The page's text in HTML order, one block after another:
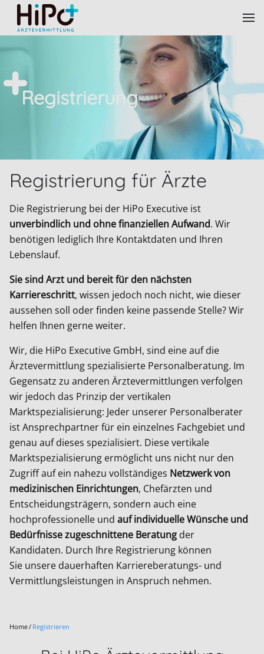
Skip to main content
Registrierung
Registrierung für Ärzte
Die Registrierung bei der HiPo Executive ist
unverbindlich und ohne finanziellen Aufwand. Wir
benötigen lediglich Ihre Kontaktdaten und Ihren
Lebenslauf.
Sie sind Arzt und bereit für den nächsten
Karriereschritt, wissen jedoch noch nicht, wie dieser
aussehen soll oder finden keine passende Stelle? Wir
helfen Ihnen gerne weiter.
Wir, die HiPo Executive GmbH, sind eine auf die
Ärztevermittlung spezialisierte Personalberatung. Im
Gegensatz zu anderen Ärztevermittlungen verfolgen
wir jedoch das Prinzip der vertikalen
Marktspezialisierung: Jeder unserer Personalberater
ist Ansprechpartner für ein einzelnes Fachgebiet und
genau auf dieses spezialisiert. Diese vertikale
Marktspezialisierung ermöglicht uns nicht nur den
Zugriff auf ein nahezu vollständiges Netzwerk von
medizinischen Einrichtungen, Chefärzten und
Entscheidungsträgern, sondern auch eine
hochprofessionelle und auf individuelle Wünsche und
Bedürfnisse zugeschnittene Beratung der
Kandidaten. Durch Ihre Registrierung können
Sie unsere dauerhaften Karriereberatungs- und
Vermittlungsleistungen in Anspruch nehmen.
Home Registrieren